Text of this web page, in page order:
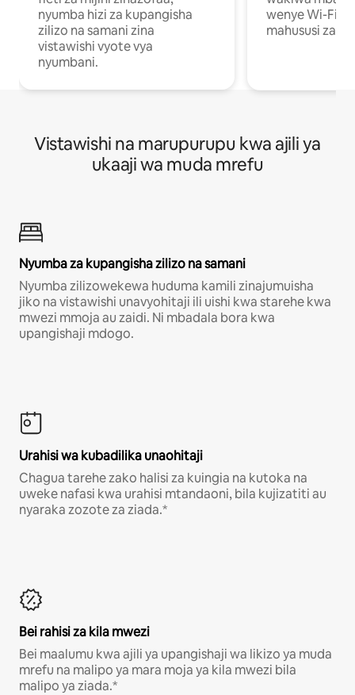
nyumba hizi za kupangisha
zilizo na samani zina
vistawishi vyote vya
nyumbani.
wenye Wi-Fi
mahususi za
Vistawishi na marupurupu kwa ajili ya
ukaaji wa muda mrefu
Nyumba za kupangisha zilizo na samani
Nyumba zilizowekewa huduma kamili zinajumuisha
jiko na vistawishi unavyohitaji ili uishi kwa starehe kwa
mwezi mmoja au zaidi. Ni mbadala bora kwa
upangishaji mdogo.
Urahisi wa kubadilika unaohitaji
Chagua tarehe zako halisi za kuingia na kutoka na
uweke nafasi kwa urahisi mtandaoni, bila kujizatiti au
nyaraka zozote za ziada.*
Bei rahisi za kila mwezi
Bei maalumu kwa ajili ya upangishaji wa likizo ya muda
mrefu na malipo ya mara moja ya kila mwezi bila
malipo ya ziada.*